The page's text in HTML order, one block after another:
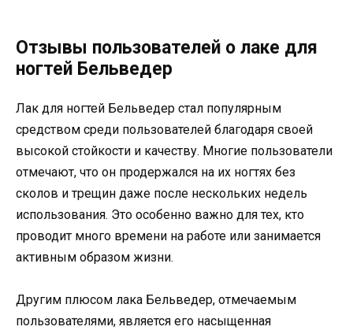
Отзывы пользователей о лаке для
ногтей Бельведер
Лак для ногтей Бельведер стал популярным
средством среди пользователей благодаря своей
высокой стойкости и качеству. Многие пользователи
отмечают, что он продержался на их ногтях без
сколов и трещин даже после нескольких недель
использования. Это особенно важно для тех, кто
проводит много времени на работе или занимается
активным образом жизни.
Другим плюсом лака Бельведер, отмечаемым
пользователями, является его насыщенная